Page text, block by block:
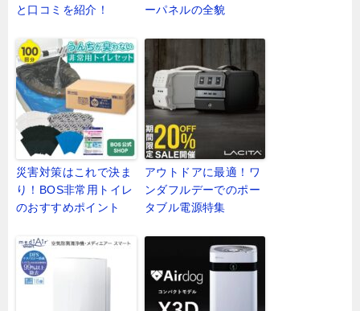
と口コミを紹介！
ーパネルの全貌
災害対策はこれで決ま
り！BOS非常用トイレ
のおすすめポイント
アウトドアに最適！ワ
ンダフルデーでのポー
タブル電源特集